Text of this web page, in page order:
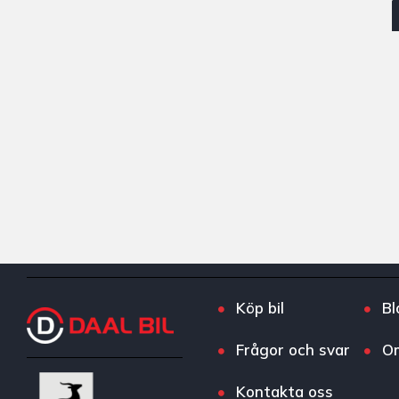
Köp bil
Frågor och svar
Kontakta oss